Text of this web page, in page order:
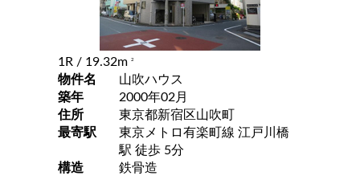
1R / 19.32m 2
物件名
山吹ハウス
築年
2000年02月
住所
東京都新宿区山吹町
最寄駅
東京メトロ有楽町線 江戸川橋
駅 徒歩 5分
構造
鉄骨造